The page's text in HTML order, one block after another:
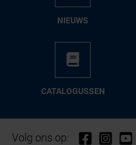
NIEUWS
CA­TA­LO­GUS­SEN
Volg ons op: